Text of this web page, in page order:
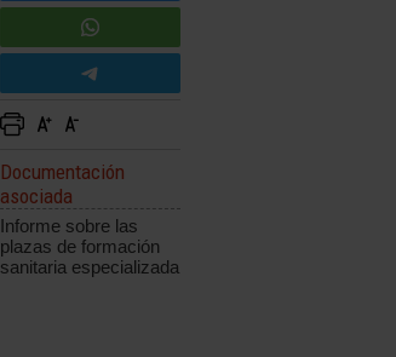
Documentación
asociada
Informe sobre las
plazas de formación
sanitaria especializada